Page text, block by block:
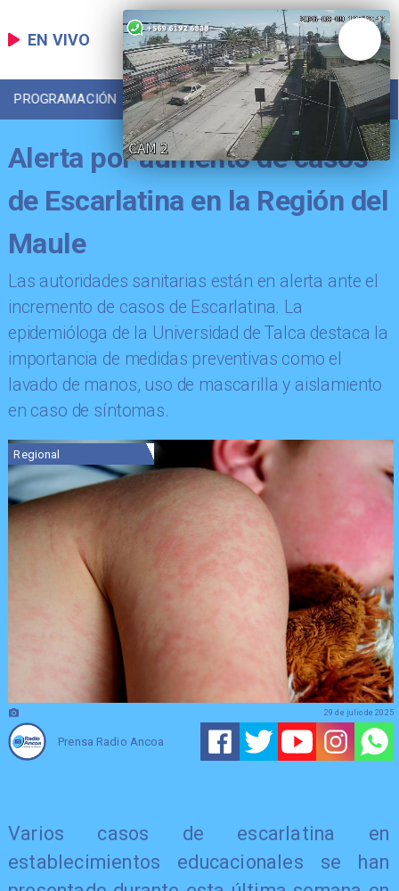
EN VIVO
PROGRAMACIÓN LOCAL DEPORTES
Alerta por aumento de casos
de Escarlatina en la Región del
Maule
Las autoridades sanitarias están en alerta ante el
incremento de casos de Escarlatina. La
epidemióloga de la Universidad de Talca destaca la
importancia de medidas preventivas como el
lavado de manos, uso de mascarilla y aislamiento
en caso de síntomas.
Regional
Prensa Radio Ancoa
29 de julio de 2025
Varios casos de escarlatina en
establecimientos educacionales se han